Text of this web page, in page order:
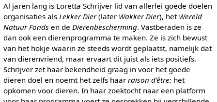
Al jaren lang is Loretta Schrijver lid van allerlei goede doelen
organisaties als Lekker Dier(later Wakker Dier), het Wereld
Natuur Fonds en de Dierenbescherming. Vastberaden is ze
dan ook een dierenprogramma te maken. Ze is zich bewust
van het hokje waarin ze steeds wordt geplaatst, namelijk dat
van dierenvriend, maar ervaart dit juist als iets positiefs.
Schrijver zet haar bekendheid graag in voor het goede
dieren doel en noemt het zelfs haar raison d'être: het
opkomen voor dieren. In haar zoektocht naar een platform